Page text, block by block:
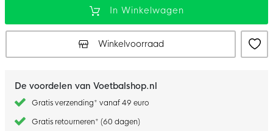
In Winkelwagen
Winkelvoorraad
De voordelen van Voetbalshop.nl
Gratis verzending* vanaf 49 euro
Gratis retourneren* (60 dagen)